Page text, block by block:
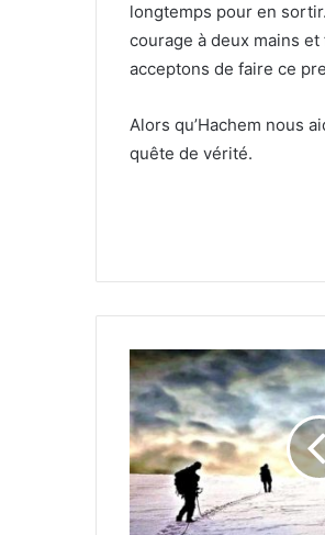
longtemps pour en
courage à deux mains
acceptons de faire ce
Alors qu’Hachem nous
quête de vérité.